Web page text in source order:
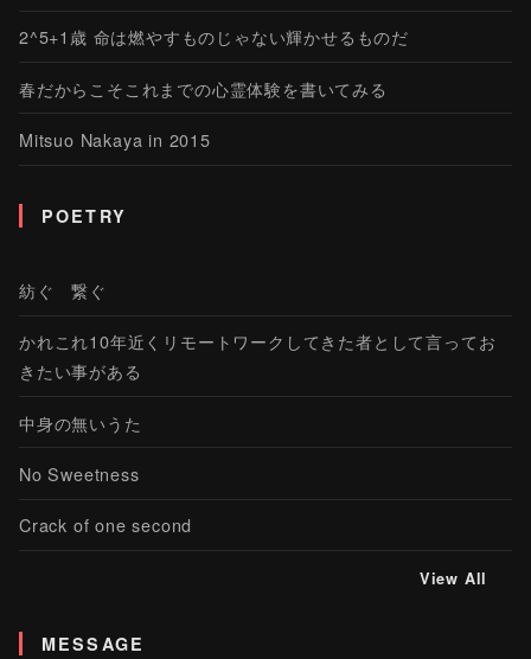
2^5+1歳 命は燃やすものじゃない輝かせるものだ
春だからこそこれまでの心霊体験を書いてみる
Mitsuo Nakaya in 2015
POETRY
紡ぐ 繋ぐ
かれこれ10年近くリモートワークしてきた者として言ってお
きたい事がある
中身の無いうた
No Sweetness
Crack of one second
View All
MESSAGE